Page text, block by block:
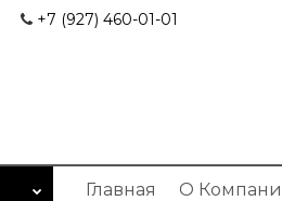
+7 (927) 460-01-01
Главная О